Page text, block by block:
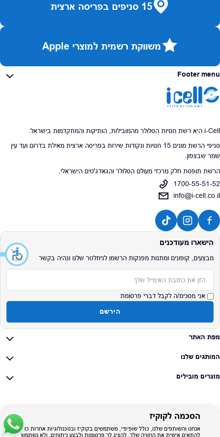
15 סניפים בפריסה ארצית
משווקת רשמית למוצרי Apple
Footer menu
i-Cell היא רשת חנויות הסלולר מהמובילות, הותיקות והמתקדמות בישראל.
סניפי הרשת מונים 15 חנויות ונקודות שירות בפריסה ארצית מאילת בדרום ועד עין
שמר שבצפון.
הרשת תופסת חלק מרכזי מעולם הסלולר והגאדג'טים הישראלי.
1700-55-51-52
info@i-cell.co.il
הישארו מעודכנים
מבצעים, קופונים ומתנות מפנקות הרשמו לניוזלטר שלנו ונהיה בקשר
אני מסכימ/ה לקבל דברי פרסומת
הירשם
מפת האתר
המותגים שלנו
מוצרים מובילים
הסכמה לקוקיז
אנחנו והשותפים שלנו, כולל שופיפיי, משתמשים בקוקיז ובטכנולוגיות אחרות כדי
להתאים אישית את החוויה שלך, להציג לך פרסומות ולבצע ניתוחים, ולא נשתמש